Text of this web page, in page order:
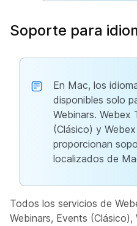
Soporte para
En Mac, los
disponibles solo
Webinars. Webex
(Clásico) y
proporcionan
localizados de
Todos los servicios de
Webinars, Events